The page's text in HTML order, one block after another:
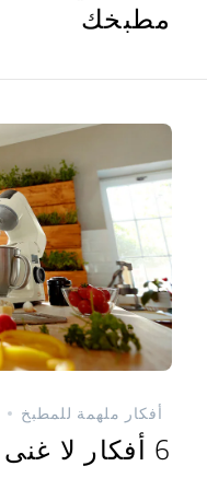
مطبخك
أفكار ملهمة للمطبخ
6 أفكار لا غنى عنها لتصميم المطبخ